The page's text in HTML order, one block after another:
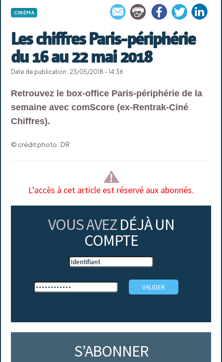
CINÉMA
Les chiffres Paris-périphérie
du 16 au 22 mai 2018
Date de publication : 23/05/2018 - 14:36
Retrouvez le box-office Paris-périphérie de la
semaine avec comScore (ex-Rentrak-Ciné
Chiffres).
© crédit photo : DR
L’accès à cet article est réservé aux abonnés.
VOUS AVEZ DÉJÀ UN
COMPTE
S’ABONNER